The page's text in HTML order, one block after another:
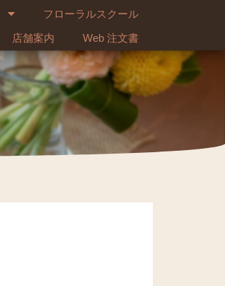
フローラルスクール
店舗案内 Web 注文書